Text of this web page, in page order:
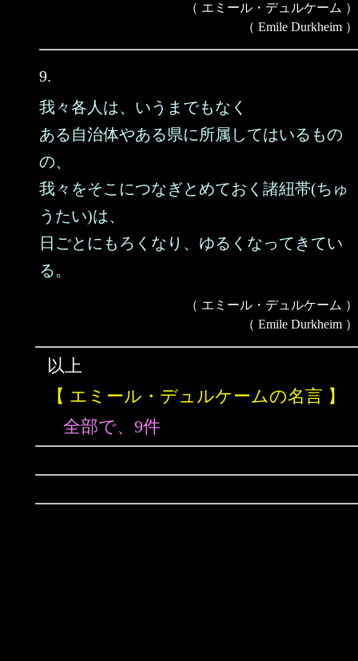
（ エミール・デュルケーム ）
（ Emile Durkheim ）
9.
我々各人は、いうまでもなく
ある自治体やある県に所属してはいるもの
の、
我々をそこにつなぎとめておく諸紐帯(ちゅ
うたい)は、
日ごとにもろくなり、ゆるくなってきてい
る。
（ エミール・デュルケーム ）
（ Emile Durkheim ）
以上
【 エミール・デュルケームの名言 】
全部で、9件